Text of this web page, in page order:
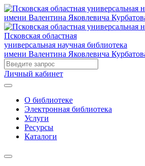
Псковская областная
универсальная научная библиотека
имени Валентина Яковлевича
Личный кабинет
О библиотеке
Электронная библиотека
Услуги
Ресурсы
Каталоги